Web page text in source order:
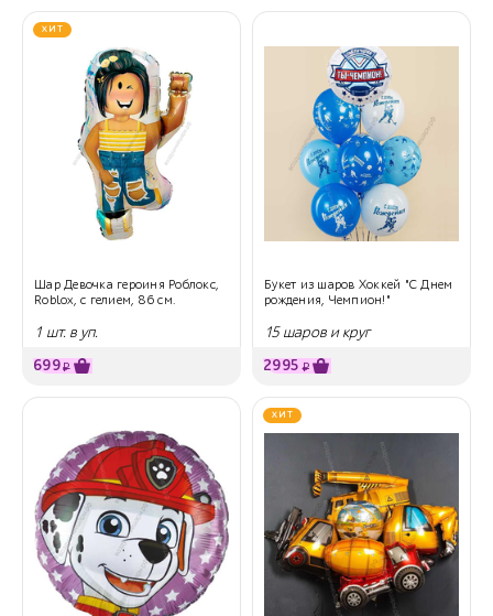
ХИТ
Шар Девочка героиня Роблокс,
Roblox, с гелием, 86 см.
1 шт. в уп.
699₽
Букет из шаров Хоккей "С Днем
рождения, Чемпион!"
15 шаров и круг
2995 ₽
ХИТ